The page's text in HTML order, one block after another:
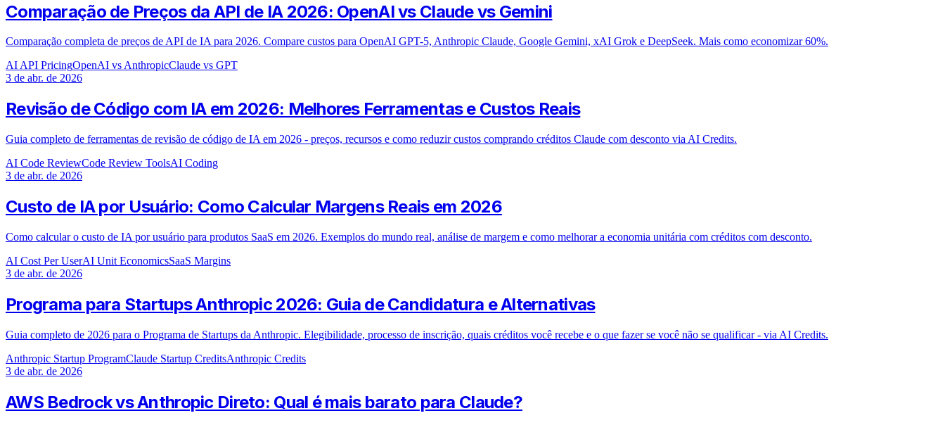
Comparação de Preços da API de IA 2026: OpenAI vs Claude vs Gemini
Comparação completa de preços de API de IA para 2026. Compare custos para OpenAI GPT-5, Anthropic Claude, Google Gemini, xAI Grok e DeepSeek. Mais como economizar 60%.
AI API PricingOpenAI vs AnthropicClaude vs GPT
3 de abr. de 2026
Revisão de Código com IA em 2026: Melhores Ferramentas e Custos Reais
Guia completo de ferramentas de revisão de código de IA em 2026 - preços, recursos e como reduzir custos comprando créditos Claude com desconto via AI Credits.
AI Code ReviewCode Review ToolsAI Coding
3 de abr. de 2026
Custo de IA por Usuário: Como Calcular Margens Reais em 2026
Como calcular o custo de IA por usuário para produtos SaaS em 2026. Exemplos do mundo real, análise de margem e como melhorar a economia unitária com créditos com desconto.
AI Cost Per UserAI Unit EconomicsSaaS Margins
3 de abr. de 2026
Programa para Startups Anthropic 2026: Guia de Candidatura e Alternativas
Guia completo de 2026 para o Programa de Startups da Anthropic. Elegibilidade, processo de inscrição, quais créditos você recebe e o que fazer se você não se qualificar - via AI Credits.
Anthropic Startup ProgramClaude Startup CreditsAnthropic Credits
3 de abr. de 2026
AWS Bedrock vs Anthropic Direto: Qual é mais barato para Claude?